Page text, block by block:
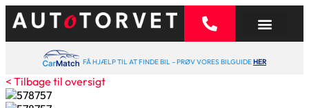
FÅ HJÆLP TIL AT FINDE BIL – PRØV VORES BILGUIDEHER
< Tilbage til oversigt